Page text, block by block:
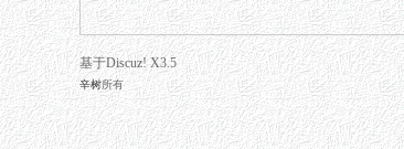
网
基于Discuz! X3.5
辛树所有